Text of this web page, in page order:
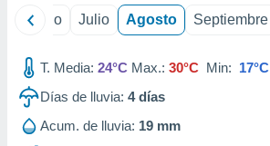
Junio Julio Agosto Septiembre
T. Media: 24°C Max.: 30°C Min: 17°C
Días de lluvia: 4días
Acum. de lluvia: 19 mm